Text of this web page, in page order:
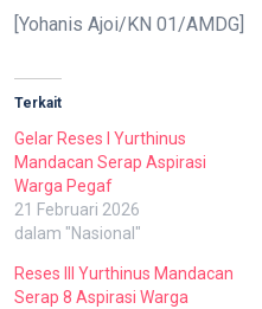
[Yohanis Ajoi/KN 01/AMDG]
Terkait
Gelar Reses I Yurthinus
Mandacan Serap Aspirasi
Warga Pegaf
21 Februari 2026
dalam "Nasional"
Reses III Yurthinus Mandacan
Serap 8 Aspirasi Warga